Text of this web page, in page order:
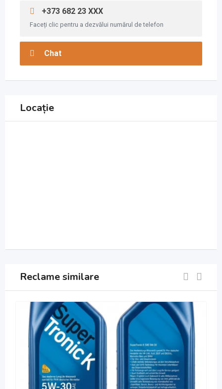
+373 682 23 XXX
Faceți clic pentru a dezvălui numărul de telefon
Chat
Locație
Reclame similare